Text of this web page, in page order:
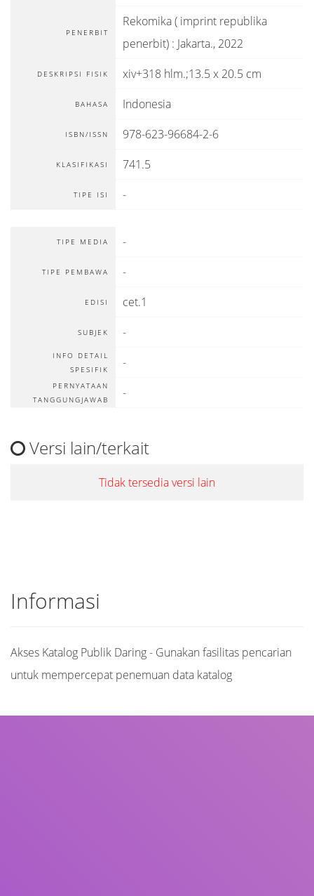
PENERBIT
Rekomika ( imprint republika
penerbit) : Jakarta., 2022
DESKRIPSI FISIK xiv+318 hlm.;13.5 x 20.5 cm
BAHASA Indonesia
ISBN/ISSN 978-623-96684-2-6
KLASIFIKASI 741.5
TIPE ISI -
TIPE MEDIA -
TIPE PEMBAWA -
EDISI cet.1
SUBJEK -
INFO DETAIL
SPESIFIK
-
PERNYATAAN
TANGGUNGJAWAB
-
Versi lain/terkait
Tidak tersedia versi lain
Informasi
Akses Katalog Publik Daring - Gunakan fasilitas pencarian
untuk mempercepat penemuan data katalog